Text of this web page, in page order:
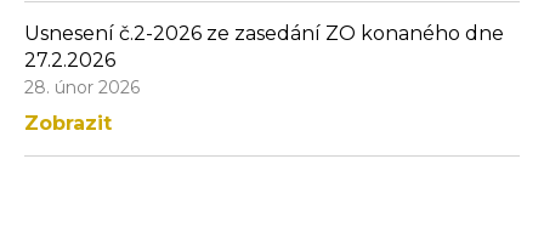
Usnesení č.2-2026 ze zasedání ZO konaného dne
27.2.2026
28. únor 2026
Zobrazit